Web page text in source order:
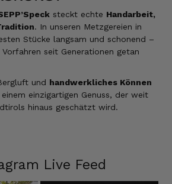
steckt echte Handarbeit,
. In unseren Metzgereien in
Stücke langsam und schonend –
seit Generationen getan
und handwerkliches Können
einzigartigen Genuss, der weit
hinaus geschätzt wird.
Live Feed